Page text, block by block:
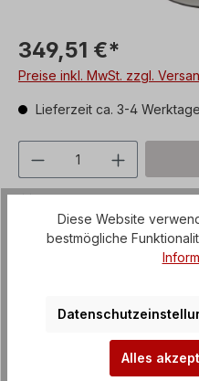
349,51 €*
Preise inkl. MwSt. zzgl.
Lieferzeit ca. 3-4 Werktage
Produkt Anzahl:
Produktnummer:
Diese Website
bestmögliche
Alles